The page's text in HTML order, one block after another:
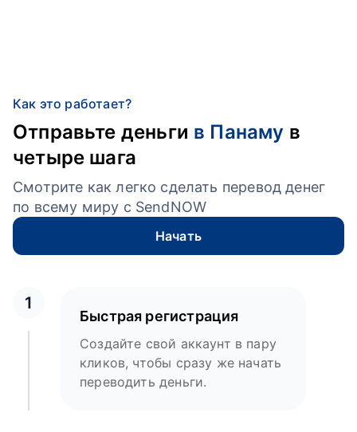
Как это работает?
Отправьте деньги в Панаму в
четыре шага
Смотрите как легко сделать перевод денег
по всему миру с SendNOW
Начать
1
Быстрая регистрация
Создайте свой аккаунт в пару
кликов, чтобы сразу же начать
переводить деньги.